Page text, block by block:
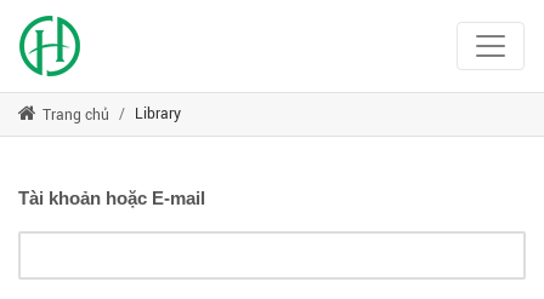
Trang chủ Library
Tài khoản hoặc E-mail